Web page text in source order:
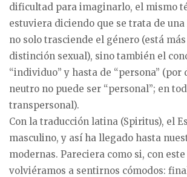
dificultad para imaginarlo, el mismo
estuviera diciendo que se trata de una
no solo trasciende el género (está
distinción sexual), sino también el
“individuo” y hasta de “persona”
neutro no puede ser “personal”; en
transpersonal).
Con la traducción latina (Spiritus), el
masculino, y así ha llegado hasta
modernas. Pareciera como si, con
volviéramos a sentirnos cómodos: